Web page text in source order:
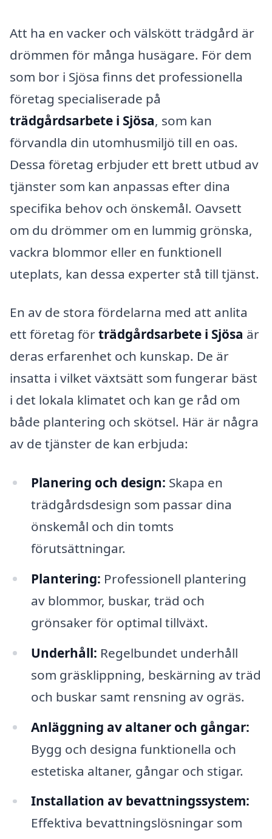
Att ha en vacker och välskött trädgård är
drömmen för många husägare. För dem
som bor i Sjösa finns det professionella
företag specialiserade på
trädgårdsarbete i Sjösa, som kan
förvandla din utomhusmiljö till en oas.
Dessa företag erbjuder ett brett utbud av
tjänster som kan anpassas efter dina
specifika behov och önskemål. Oavsett
om du drömmer om en lummig grönska,
vackra blommor eller en funktionell
uteplats, kan dessa experter stå till tjänst.
En av de stora fördelarna med att anlita
ett företag förträdgårdsarbete i Sjösa är
deras erfarenhet och kunskap. De är
insatta i vilket växtsätt som fungerar bäst
i det lokala klimatet och kan ge råd om
både plantering och skötsel. Här är några
av de tjänster de kan erbjuda:
Planering och design: Skapa en
trädgårdsdesign som passar dina
önskemål och din tomts
förutsättningar.
Plantering: Professionell plantering
av blommor, buskar, träd och
grönsaker för optimal tillväxt.
Underhåll: Regelbundet underhåll
som gräsklippning, beskärning av träd
och buskar samt rensning av ogräs.
Anläggning av altaner och gångar:
Bygg och designa funktionella och
estetiska altaner, gångar och stigar.
Installation av bevattningssystem:
Effektiva bevattningslösningar som